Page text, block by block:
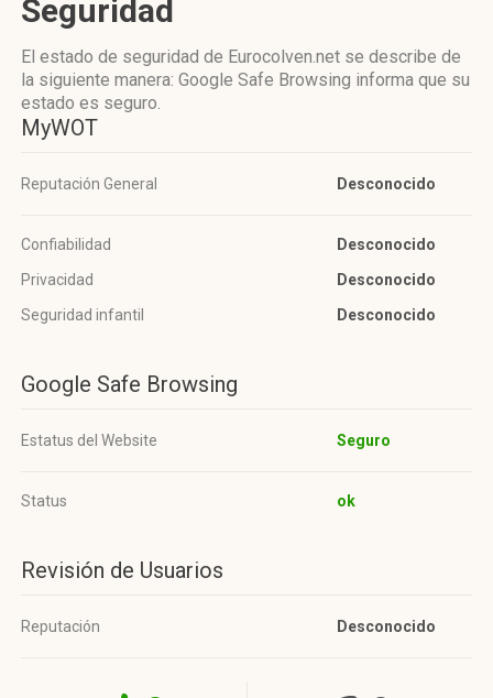
Seguridad
El estado de seguridad de Eurocolven.net se describe de
la siguiente manera: Google Safe Browsing informa que su
estado es seguro.
MyWOT
Reputación General Desconocido
Confiabilidad
Desconocido
Privacidad
Desconocido
Seguridad infantil
Desconocido
Google Safe Browsing
Estatus del Website Seguro
Status ok
Revisión de Usuarios
Reputación Desconocido